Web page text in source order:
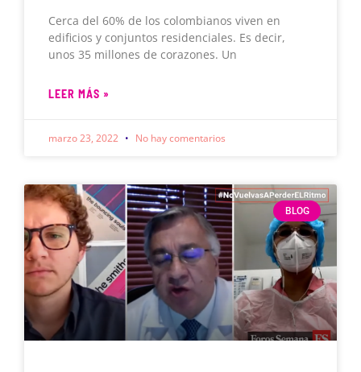
Cerca del 60% de los colombianos viven en
edificios y conjuntos residenciales. Es decir,
unos 35 millones de corazones. Un
LEER MÁS »
marzo 23, 2022 No hay comentarios
BLOG